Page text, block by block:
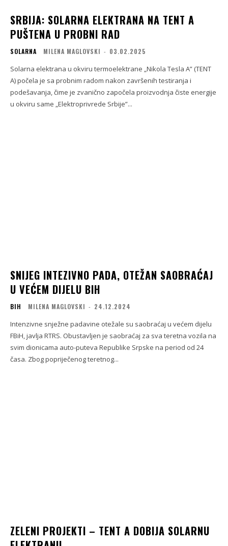
SRBIJA: SOLARNA ELEKTRANA NA TENT A
PUŠTENA U PROBNI RAD
SOLARNA MILENA MAGLOVSKI - 03.02.2025
Solarna elektrana u okviru termoelektrane „Nikola Tesla A” (TENT
A) počela je sa probnim radom nakon završenih testiranja i
podešavanja, čime je zvanično započela proizvodnja čiste energije
u okviru same „Elektroprivrede Srbije”...
SNIJEG INTEZIVNO PADA, OTEŽAN SAOBRAĆAJ
U VEĆEM DIJELU BIH
BIH MILENA MAGLOVSKI - 24.12.2024
Intenzivne snježne padavine otežale su saobraćaj u većem dijelu
FBiH, javlja RTRS. Obustavljen je saobraćaj za sva teretna vozila na
svim dionicama auto-puteva Republike Srpske na period od 24
časa. Zbog popriječenog teretnog...
ZELENI PROJEKTI – TENT A DOBIJA SOLARNU